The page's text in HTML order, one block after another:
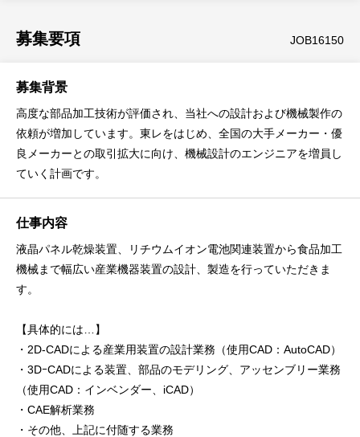
募集要項 JOB16150
募集背景
高度な部品加工技術が評価され、当社への設計および機械製作の
依頼が増加しています。東レをはじめ、全国の大手メーカー・優
良メーカーとの取引拡大に向け、機械設計のエンジニアを増員し
ていく計画です。
仕事内容
液晶パネル乾燥装置、リチウムイオン電池関連装置から食品加工
機械まで幅広い産業機器装置の設計、製造を行っていただきま
す。
【具体的には…】
・2D-CADによる産業用装置の設計業務（使用CAD：AutoCAD）
・3DｰCADによる装置、部品のモデリング、アッセンブリー業務
（使用CAD：インベンダー、iCAD）
・CAE解析業務
・その他、上記に付随する業務